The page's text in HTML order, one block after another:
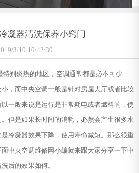
凝器清洗保养小窍门
3/10 10:42:30
别炎热的地区，空调通常都是必不可少
，而中央空调一般是针对房屋大厅或者比较
一般来说是运行是非常耗电或者燃料的，使
但是如果长时间的消耗，必然会产生很多水
冷凝器效果下降，使用寿命减短。那么很重
中央空调维修网小编就来跟大家分享一下中
后的效果如何。